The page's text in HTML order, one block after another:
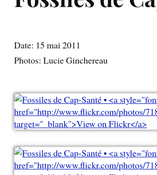
Date: 15 mai 2011
Photos: Lucie Ginchereau